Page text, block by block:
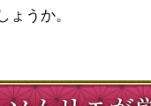
うか。